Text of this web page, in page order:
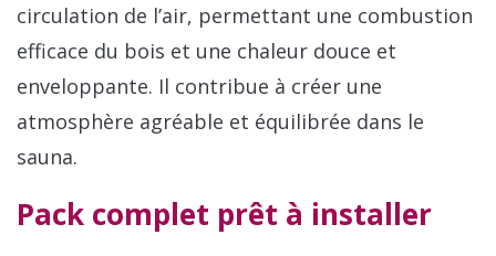
circulation de l’air, permettant une combustion
efficace du bois et une chaleur douce et
enveloppante. Il contribue à créer une
atmosphère agréable et équilibrée dans le
sauna.
Pack complet prêt à installer